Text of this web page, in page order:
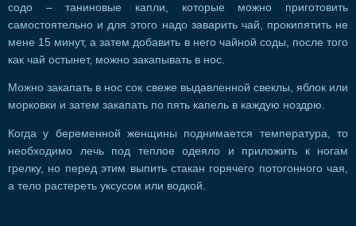
содо – таниновые капли, которые можно приготовить
самостоятельно и для этого надо заварить чай, прокипятить не
мене 15 минут, а затем добавить в него чайной соды, после того
как чай остынет, можно закапывать в нос.
Можно закапать в нос сок свеже выдавленной свеклы, яблок или
морковки и затем закапать по пять капель в каждую ноздрю.
Когда у беременной женщины поднимается температура, то
необходимо лечь под теплое одеяло и приложить к ногам
грелку, но перед этим выпить стакан горячего потогонного чая,
а тело растереть уксусом или водкой.